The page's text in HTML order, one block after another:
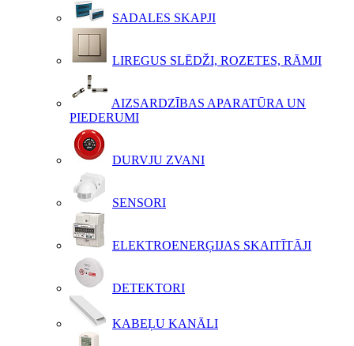
SADALES SKAPJI
LIREGUS SLĒDŽI, ROZETES, RĀMJI
AIZSARDZĪBAS APARATŪRA UN
PIEDERUMI
DURVJU ZVANI
SENSORI
ELEKTROENERĢIJAS SKAITĪTĀJI
DETEKTORI
KABEĻU KANĀLI